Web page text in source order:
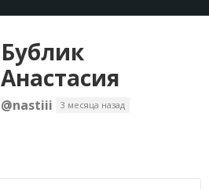
Бублик
Анастасия
@nastiii 3 месяца назад